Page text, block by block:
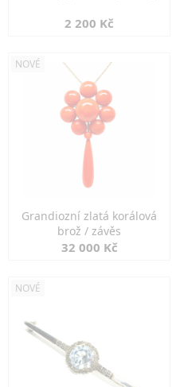
2 200 Kč
NOVÉ
Grandiozní zlatá korálová
brož / závěs
32 000 Kč
NOVÉ